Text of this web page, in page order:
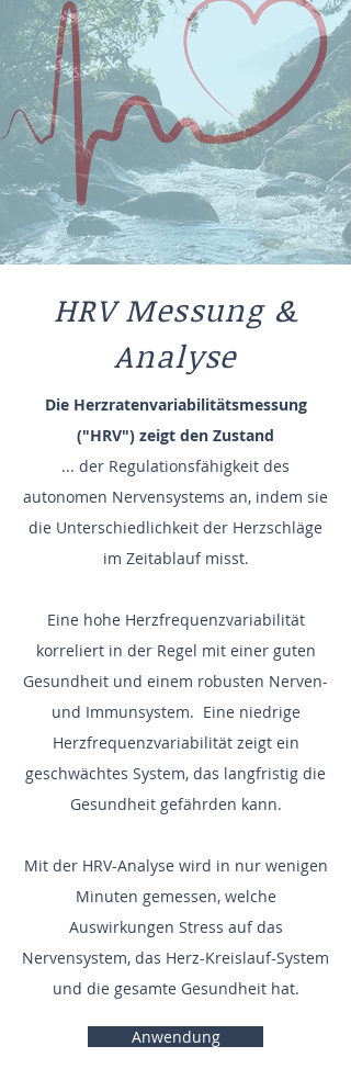
HRV Messung &
Analyse
Die Herzratenvariabilitätsmessung
("HRV") zeigt den Zustand
... der Regulationsfähigkeit des
autonomen Nervensystems an, indem sie
die Unterschiedlichkeit der Herzschläge
im Zeitablauf misst.
Eine hohe Herzfrequenzvariabilität
korreliert in der Regel mit einer guten
Gesundheit und einem robusten Nerven-
und Immunsystem. Eine niedrige
Herzfrequenzvariabilität zeigt ein
geschwächtes System, das langfristig die
Gesundheit gefährden kann.
Mit der HRV-Analyse wird in nur wenigen
Minuten gemessen, welche
Auswirkungen Stress auf das
Nervensystem, das Herz-Kreislauf-System
und die gesamte Gesundheit hat.
Anwendung